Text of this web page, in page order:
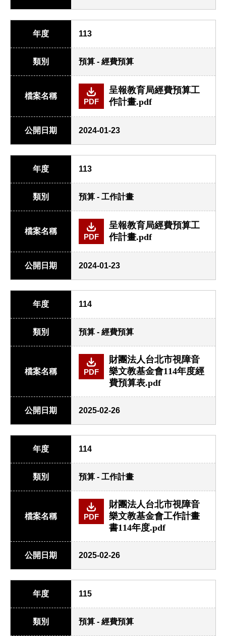
年度 113
類別 預算 - 經費預算
檔案名稱
PDF
呈報教育局經費預算工
作計畫.pdf
公開日期 2024-01-23
年度 113
類別 預算 - 工作計畫
檔案名稱
PDF
呈報教育局經費預算工
作計畫.pdf
公開日期 2024-01-23
年度 114
類別 預算 - 經費預算
檔案名稱 PDF
財團法人台北市視障音
樂文教基金會114年度經
費預算表.pdf
公開日期 2025-02-26
年度 114
類別 預算 - 工作計畫
檔案名稱 PDF
財團法人台北市視障音
樂文教基金會工作計畫
書114年度.pdf
公開日期 2025-02-26
年度 115
類別 預算 - 經費預算